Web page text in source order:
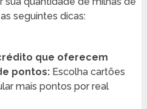
seguintes dicas:
que oferecem
pontos:Escolha cartões
mais pontos por real